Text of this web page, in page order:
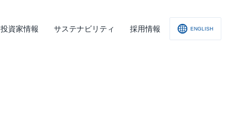
投資家情報 サステナビリティ 採用情報 ENGLISH